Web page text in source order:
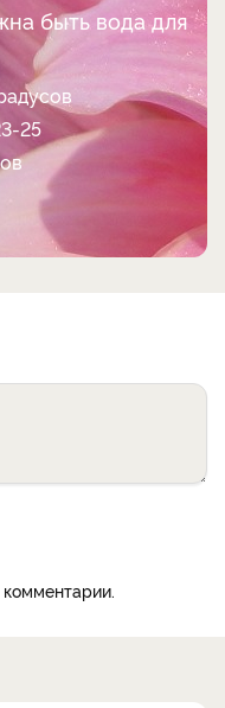
быть вода для
25
комментарии.